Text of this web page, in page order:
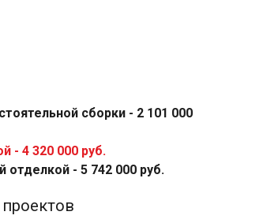
сборки - 2 101 000
- 4 320 000 руб.
- 5 742 000 руб.